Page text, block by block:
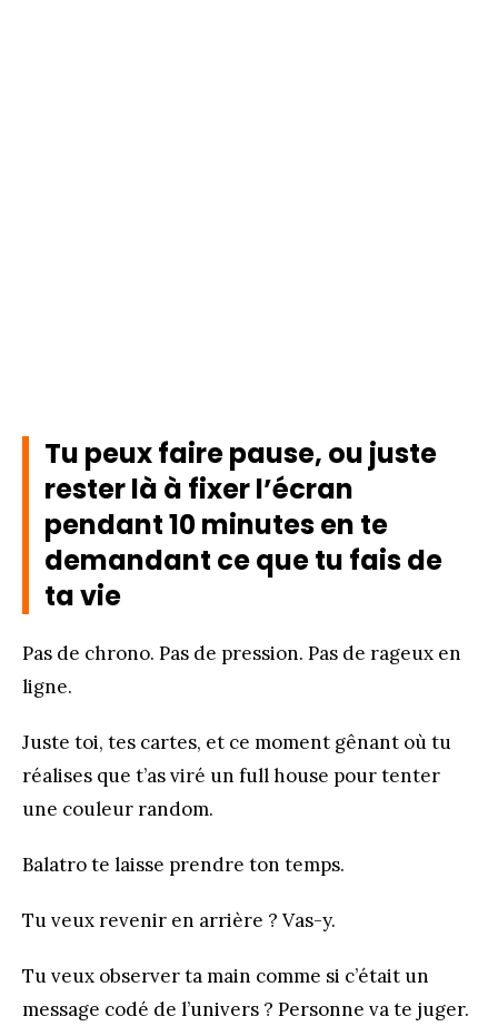
Tu peux faire pause, ou juste
rester là à fixer l’écran
pendant 10 minutes en te
demandant ce que tu fais de
ta vie
Pas de chrono. Pas de pression. Pas de rageux en
ligne.
Juste toi, tes cartes, et ce moment gênant où tu
réalises que t’as viré un full house pour tenter
une couleur random.
Balatro te laisse prendre ton temps.
Tu veux revenir en arrière ? Vas-y.
Tu veux observer ta main comme si c’était un
message codé de l’univers ? Personne va te juger.